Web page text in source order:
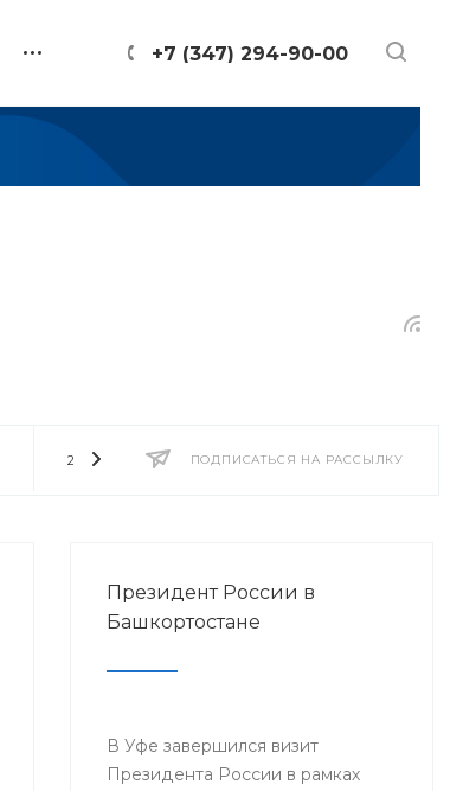
+7 (347) 294-90-00
ПОДПИСАТЬСЯ НА РАССЫЛКУ
2014 2013 2012 2011
Президент России в
Башкортостане
В Уфе завершился визит
Президента России в рамках